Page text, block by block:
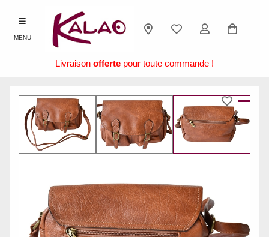
MENU
Livraison offerte pour toute commande !